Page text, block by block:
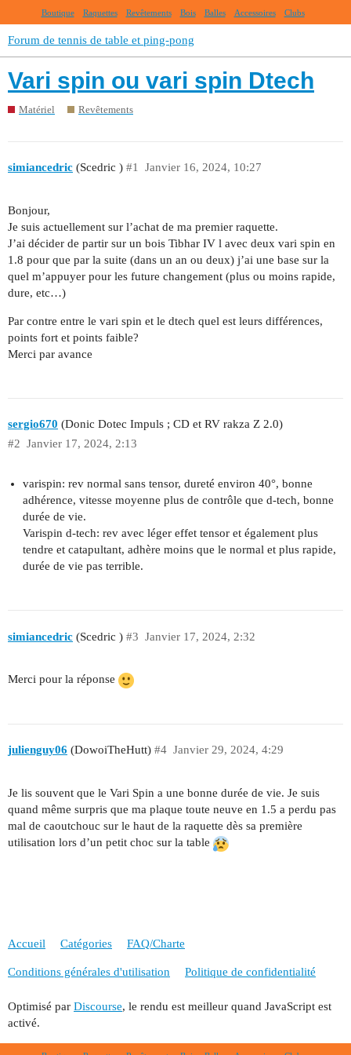
Boutique Raquettes Revêtements Bois Balles Accessoires Clubs
Forum de tennis de table et ping-pong
Vari spin ou vari spin Dtech
Matériel Revêtements
simiancedric (Scedric ) Janvier 16, 2024, 10:27
#1
Bonjour,
Je suis actuellement sur l’achat de ma premier raquette.
J’ai décider de partir sur un bois Tibhar IV l avec deux vari spin en
1.8 pour que par la suite (dans un an ou deux) j’ai une base sur la
quel m’appuyer pour les future changement (plus ou moins rapide,
dure, etc…)
Par contre entre le vari spin et le dtech quel est leurs différences,
points fort et points faible?
Merci par avance
sergio670 (Donic Dotec Impuls ; CD et RV rakza Z 2.0)
Janvier 17, 2024, 2:13
#2
varispin: rev normal sans tensor, dureté environ 40°, bonne
adhérence, vitesse moyenne plus de contrôle que d-tech, bonne
durée de vie.
Varispin d-tech: rev avec léger effet tensor et également plus
tendre et catapultant, adhère moins que le normal et plus rapide,
durée de vie pas terrible.
simiancedric (Scedric ) Janvier 17, 2024, 2:32
#3
Merci pour la réponse
julienguy06 (DowoiTheHutt) Janvier 29, 2024, 4:29
#4
Je lis souvent que le Vari Spin a une bonne durée de vie. Je suis
quand même surpris que ma plaque toute neuve en 1.5 a perdu pas
mal de caoutchouc sur le haut de la raquette dès sa première
utilisation lors d’un petit choc sur la table
Accueil Catégories FAQ/Charte
Conditions générales d'utilisation Politique de confidentialité
Optimisé par Discourse, le rendu est meilleur quand JavaScript est
activé.